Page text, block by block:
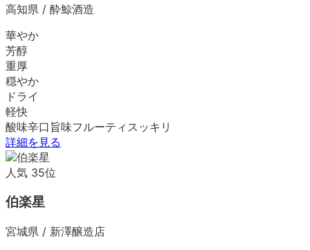
高知県 / 酔鯨酒造
華やか
芳醇
重厚
穏やか
ドライ
軽快
酸味辛口 旨味フルーティ スッキリ
詳細を見る
人気 35位
伯楽星
宮城県 / 新澤醸造店